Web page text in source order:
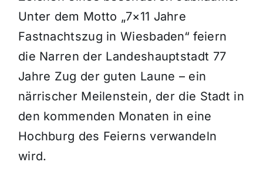
Unter dem Motto „7×11 Jahre
Fastnachtszug in Wiesbaden“ feiern
die Narren der Landeshauptstadt 77
Jahre Zug der guten Laune – ein
närrischer Meilenstein, der die Stadt in
den kommenden Monaten in eine
Hochburg des Feierns verwandeln
wird.